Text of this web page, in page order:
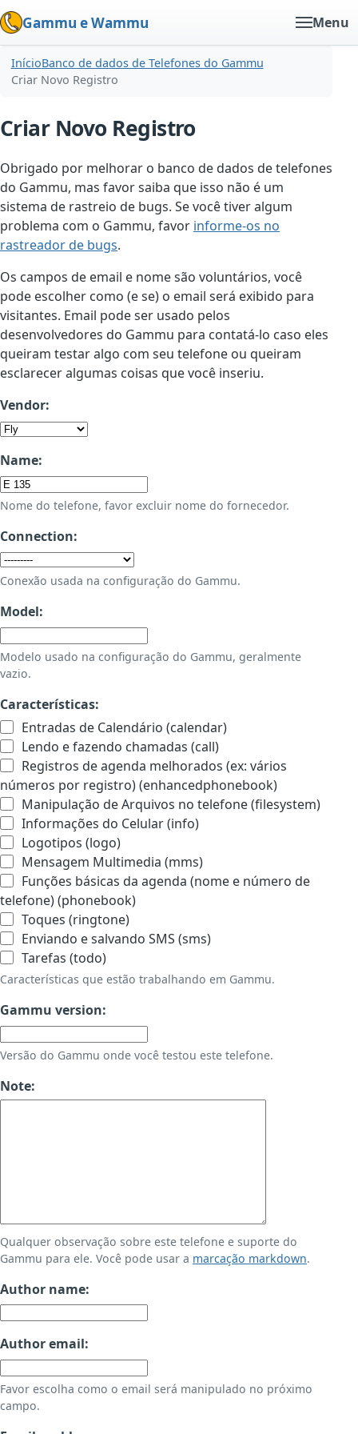
Gammu e Wammu Menu
InícioBanco de dados de Telefones do Gammu
Criar Novo Registro
Criar Novo Registro
Obrigado por melhorar o banco de dados de telefones
do Gammu, mas favor saiba que isso não é um
sistema de rastreio de bugs. Se você tiver algum
problema com o Gammu, favor informe-os no
rastreador de bugs.
Os campos de email e nome são voluntários, você
pode escolher como (e se) o email será exibido para
visitantes. Email pode ser usado pelos
desenvolvedores do Gammu para contatá-lo caso eles
queiram testar algo com seu telefone ou queiram
esclarecer algumas coisas que você inseriu.
Vendor:
Name:
Nome do telefone, favor excluir nome do fornecedor.
Connection:
Conexão usada na configuração do Gammu.
Model:
Modelo usado na configuração do Gammu, geralmente
vazio.
Características:
Entradas de Calendário (calendar)
Lendo e fazendo chamadas (call)
Registros de agenda melhorados (ex: vários
números por registro) (enhancedphonebook)
Manipulação de Arquivos no telefone (filesystem)
Informações do Celular (info)
Logotipos (logo)
Mensagem Multimedia (mms)
Funções básicas da agenda (nome e número de
telefone) (phonebook)
Toques (ringtone)
Enviando e salvando SMS (sms)
Tarefas (todo)
Características que estão trabalhando em Gammu.
Gammu version:
Versão do Gammu onde você testou este telefone.
Note:
Qualquer observação sobre este telefone e suporte do
Gammu para ele. Você pode usar a marcação markdown.
Author name:
Author email:
Favor escolha como o email será manipulado no próximo
campo.